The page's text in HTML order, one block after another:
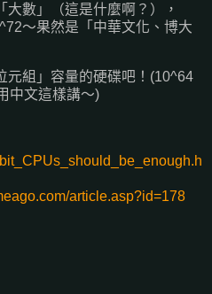
大數」（這是什麼啊？），
～果然是「中華文化、博大
元組」容量的硬碟吧！(10^64
中文這樣講～)
article.asp?id=178